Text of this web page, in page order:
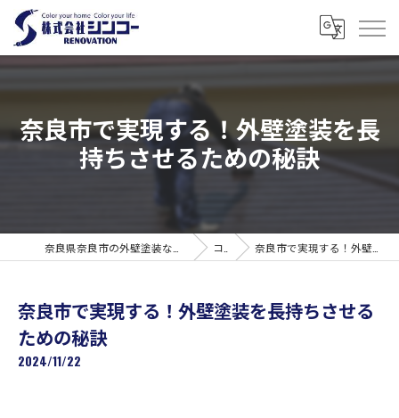
奈良市で実現する！外壁塗装を長
持ちさせるための秘訣
コラム 奈良市で実現する！外壁塗装を長持ちさせるための秘訣
奈良市で実現する！外壁塗装を長持ちさせる
ための秘訣
2024/11/22